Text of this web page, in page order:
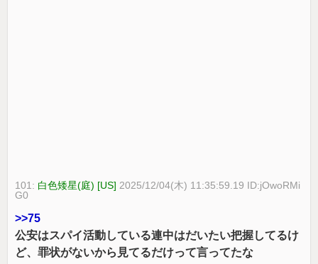
101: 白色矮星(庭) [US] 2025/12/04(木) 11:35:59.19 ID:jOwoRMi
G0
>>75
公安はスパイ活動している連中はだいたい把握してるけ
ど、罪状がないから見てるだけって言ってたな